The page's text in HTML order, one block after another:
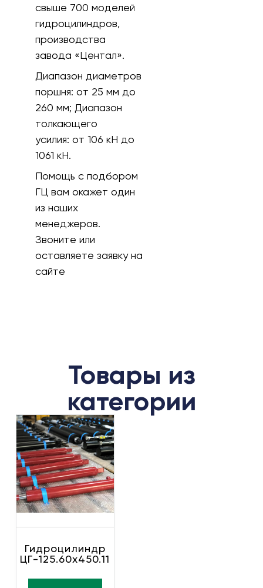
свыше 700 моделей
гидроцилиндров,
производства
завода «Центал».
Диапазон диаметров
поршня:от 25 мм до
260 мм; Диапазон
толкающего
усилия:от 106 кH до
1061 кН.
Помощь с подбором
ГЦ вам окажет один
из наших
менеджеров.
Звоните или
оставляете заявку на
сайте
Товары из
категории
Гидроцилиндр
ЦГ-125.60х450.11